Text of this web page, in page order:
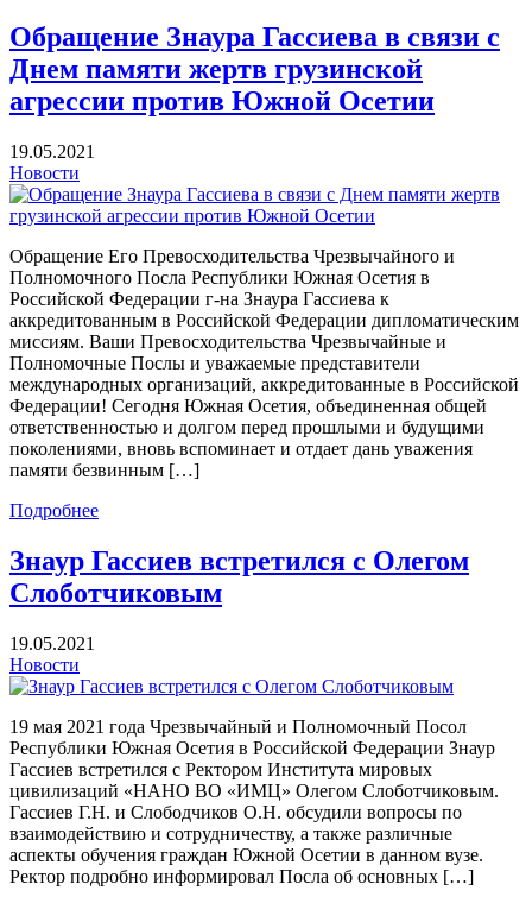
Обращение Знаура Гассиева в связи с
Днем памяти жертв грузинской
агрессии против Южной Осетии
19.05.2021
Новости
Обращение Его Превосходительства Чрезвычайного и
Полномочного Посла Республики Южная Осетия в
Российской Федерации г-на Знаура Гассиева к
аккредитованным в Российской Федерации дипломатическим
миссиям. Ваши Превосходительства Чрезвычайные и
Полномочные Послы и уважаемые представители
международных организаций, аккредитованные в Российской
Федерации! Сегодня Южная Осетия, объединенная общей
ответственностью и долгом перед прошлыми и будущими
поколениями, вновь вспоминает и отдает дань уважения
памяти безвинным […]
Подробнее
Знаур Гассиев встретился с Олегом
Слоботчиковым
19.05.2021
Новости
19 мая 2021 года Чрезвычайный и Полномочный Посол
Республики Южная Осетия в Российской Федерации Знаур
Гассиев встретился с Ректором Института мировых
цивилизаций «НАНО ВО «ИМЦ» Олегом Слоботчиковым.
Гассиев Г.Н. и Слободчиков О.Н. обсудили вопросы по
взаимодействию и сотрудничеству, а также различные
аспекты обучения граждан Южной Осетии в данном вузе.
Ректор подробно информировал Посла об основных […]